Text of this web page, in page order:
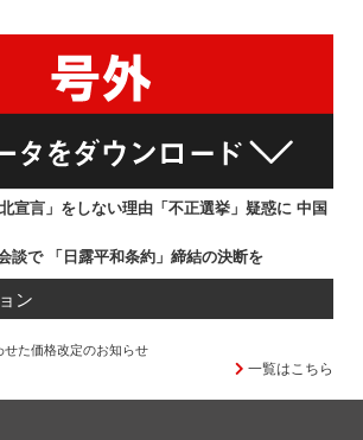
宣言」をしない理由「不正選挙」疑惑に 中国
談で 「日露平和条約」締結の決断を
ン
た価格改定のお知らせ
一覧はこちら